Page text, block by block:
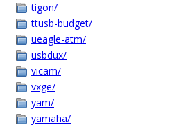
tigon/
ttusb-budget/
ueagle-atm/
usbdux/
vicam/
vxge/
yam/
yamaha/